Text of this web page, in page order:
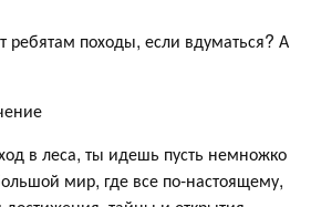
ребятам походы, если вдуматься? А
в леса, ты идешь пусть немножко
мир, где все по-настоящему,